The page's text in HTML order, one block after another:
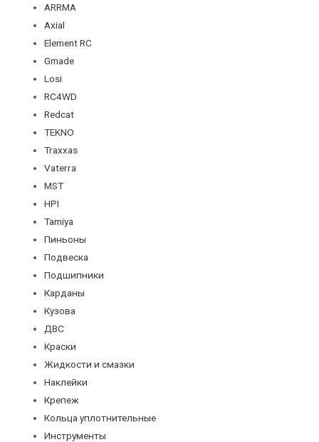
ARRMA
Axial
Element RC
Gmade
Losi
RC4WD
Redcat
TEKNO
Traxxas
Vaterra
MST
HPI
Tamiya
Пиньоны
Подвеска
Подшипники
Карданы
Кузова
ДВС
Краски
Жидкости и смазки
Наклейки
Крепеж
Кольца уплотнительные
Инструменты